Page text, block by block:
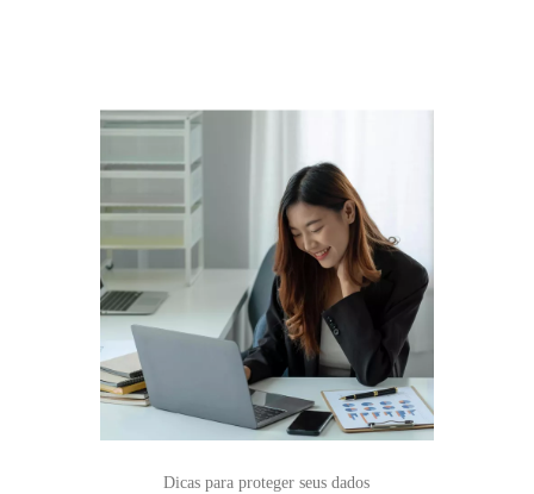
Dicas para proteger seus dados